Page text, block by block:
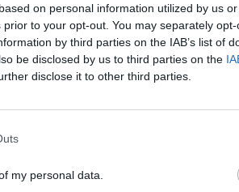
on personal information utilized by us
to your opt-out. You may separately
by third parties on the IAB’s list of
be disclosed by us to third parties on the
disclose it to other third parties.
my personal data.
23/03/2026 - 19:30